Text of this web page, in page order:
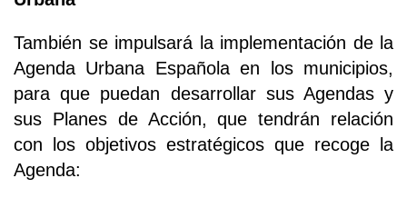
También se impulsará la implementación de la
Agenda Urbana Española en los municipios,
para que puedan desarrollar sus Agendas y
sus Planes de Acción, que tendrán relación
con los objetivos estratégicos que recoge la
Agenda: